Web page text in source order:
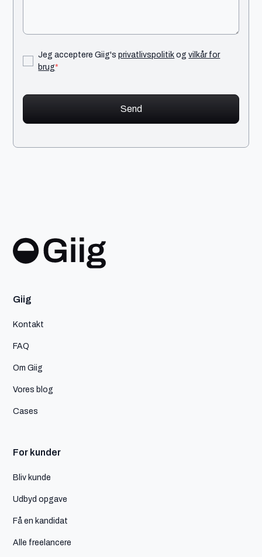
Jeg acceptere Giig'sprivatlivspolitikogvilkår for
brug*
Giig
Kontakt
FAQ
Om Giig
Vores blog
Cases
For kunder
Bliv kunde
Udbyd opgave
Få en kandidat
Alle freelancere